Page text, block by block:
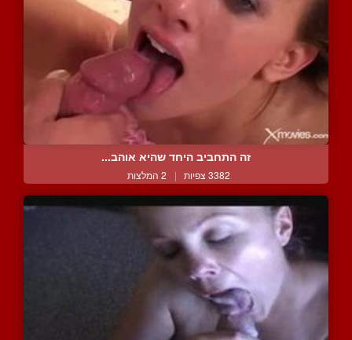
זה התחביב היחד שהיא אוהב...
3382 צפיות | 2 המלצות